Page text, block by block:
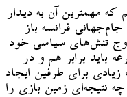
که مهمترین آن به دیدار
فرانسه باز
تنش‌های سیاسی خود
باید برابر هم و در
برای طرفین ایجاد
نتیجه‌ای زمین بازی را